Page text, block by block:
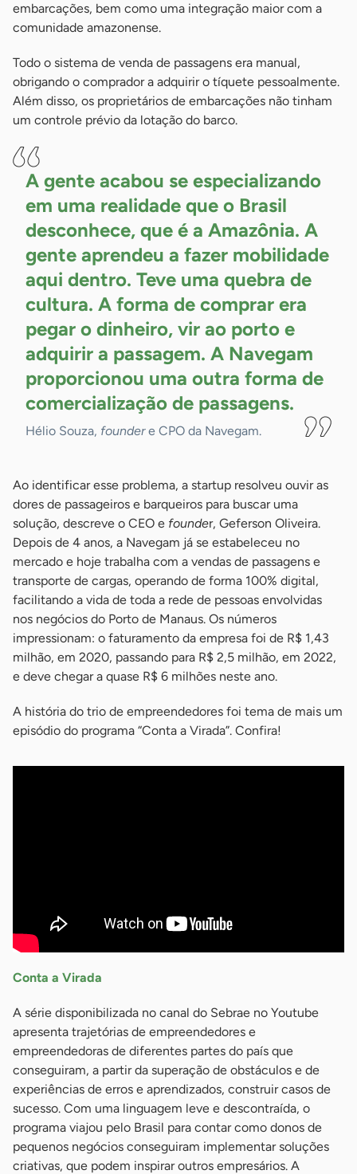
embarcações, bem como uma integração maior com a
comunidade amazonense.
Todo o sistema de venda de passagens era manual,
obrigando o comprador a adquirir o tíquete pessoalmente.
Além disso, os proprietários de embarcações não tinham
um controle prévio da lotação do barco.
A gente acabou se especializando
em uma realidade que o Brasil
desconhece, que é a Amazônia. A
gente aprendeu a fazer mobilidade
aqui dentro. Teve uma quebra de
cultura. A forma de comprar era
pegar o dinheiro, vir ao porto e
adquirir a passagem. A Navegam
proporcionou uma outra forma de
comercialização de passagens.
Hélio Souza, foundere CPO da Navegam.
Ao identificar esse problema, a startup resolveu ouvir as
dores de passageiros e barqueiros para buscar uma
solução, descreve o CEO e founder, Geferson Oliveira.
Depois de 4 anos, a Navegam já se estabeleceu no
mercado e hoje trabalha com a vendas de passagens e
transporte de cargas, operando de forma 100% digital,
facilitando a vida de toda a rede de pessoas envolvidas
nos negócios do Porto de Manaus. Os números
impressionam: o faturamento da empresa foi de R$ 1,43
milhão, em 2020, passando para R$ 2,5 milhão, em 2022,
e deve chegar a quase R$ 6 milhões neste ano.
A história do trio de empreendedores foi tema de mais um
episódio do programa “Conta a Virada”. Confira!
Conta a Virada
A série disponibilizada no canal do Sebrae no Youtube
apresenta trajetórias de empreendedores e
empreendedoras de diferentes partes do país que
conseguiram, a partir da superação de obstáculos e de
experiências de erros e aprendizados, construir casos de
sucesso. Com uma linguagem leve e descontraída, o
programa viajou pelo Brasil para contar como donos de
pequenos negócios conseguiram implementar soluções
criativas, que podem inspirar outros empresários. A